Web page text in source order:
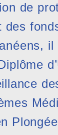
de
des
il